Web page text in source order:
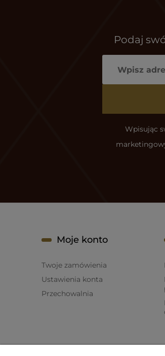
Podaj
Wpisując
Moje konto
Twoje zamówienia
Ustawienia konta
Przechowalnia